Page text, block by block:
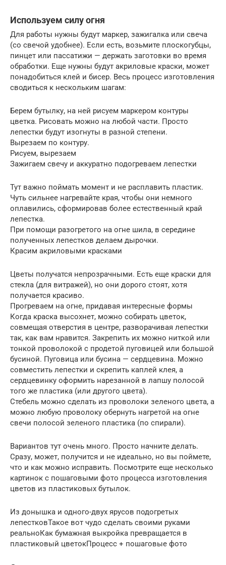
Используем силу огня
Для работы нужны будут маркер, зажигалка или свеча
(со свечой удобнее). Если есть, возьмите плоскогубцы,
пинцет или пассатижи — держать заготовки во время
обработки. Еще нужны будут акриловые краски, может
понадобиться клей и бисер. Весь процесс изготовления
сводиться к нескольким шагам:
Берем бутылку, на ней рисуем маркером контуры
цветка. Рисовать можно на любой части. Просто
лепестки будут изогнуты в разной степени.
Вырезаем по контуру.
Рисуем, вырезаем
Зажигаем свечу и аккуратно подогреваем лепестки
Тут важно поймать момент и не расплавить пластик.
Чуть сильнее нагревайте края, чтобы они немного
оплавились, сформировав более естественный край
лепестка.
При помощи разогретого на огне шила, в середине
полученных лепестков делаем дырочки.
Красим акриловыми красками
Цветы получатся непрозрачными. Есть еще краски для
стекла (для витражей), но они дорого стоят, хотя
получается красиво.
Прогреваем на огне, придавая интересные формы
Когда краска высохнет, можно собирать цветок,
совмещая отверстия в центре, разворачивая лепестки
так, как вам нравится. Закрепить их можно ниткой или
тонкой проволокой с продетой пуговицей или большой
бусиной. Пуговица или бусина — сердцевина. Можно
совместить лепестки и скрепить каплей клея, а
сердцевинку оформить нарезанной в лапшу полосой
того же пластика (или другого цвета).
Стебель можно сделать из проволоки зеленого цвета, а
можно любую проволоку обернуть нагретой на огне
свечи полосой зеленого пластика (по спирали).
Вариантов тут очень много. Просто начните делать.
Сразу, может, получится и не идеально, но вы поймете,
что и как можно исправить. Посмотрите еще несколько
картинок с пошаговыми фото процесса изготовления
цветов из пластиковых бутылок.
Из донышка и одного-двух ярусов подогретых
лепестковТакое вот чудо сделать своими руками
реальноКак бумажная выкройка превращается в
пластиковый цветокПроцесс + пошаговые фото